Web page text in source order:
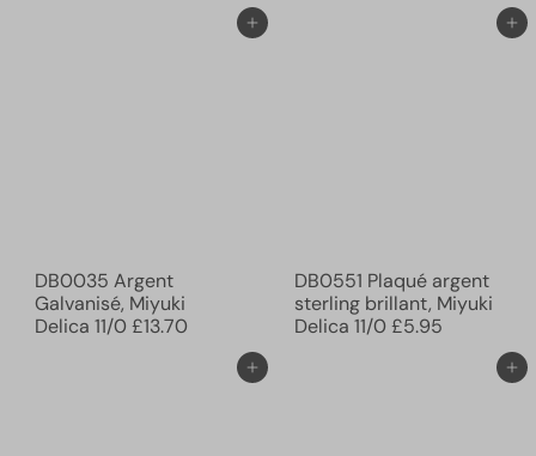
Ajouter au panier
DB0035 Argent
Galvanisé, Miyuki
Delica 11/0£13.70
Ajouter au panier
DB0551 Plaqué argent
sterling brillant, Miyuki
Delica 11/0£5.95
Ajouter au panier
Ajouter au panier